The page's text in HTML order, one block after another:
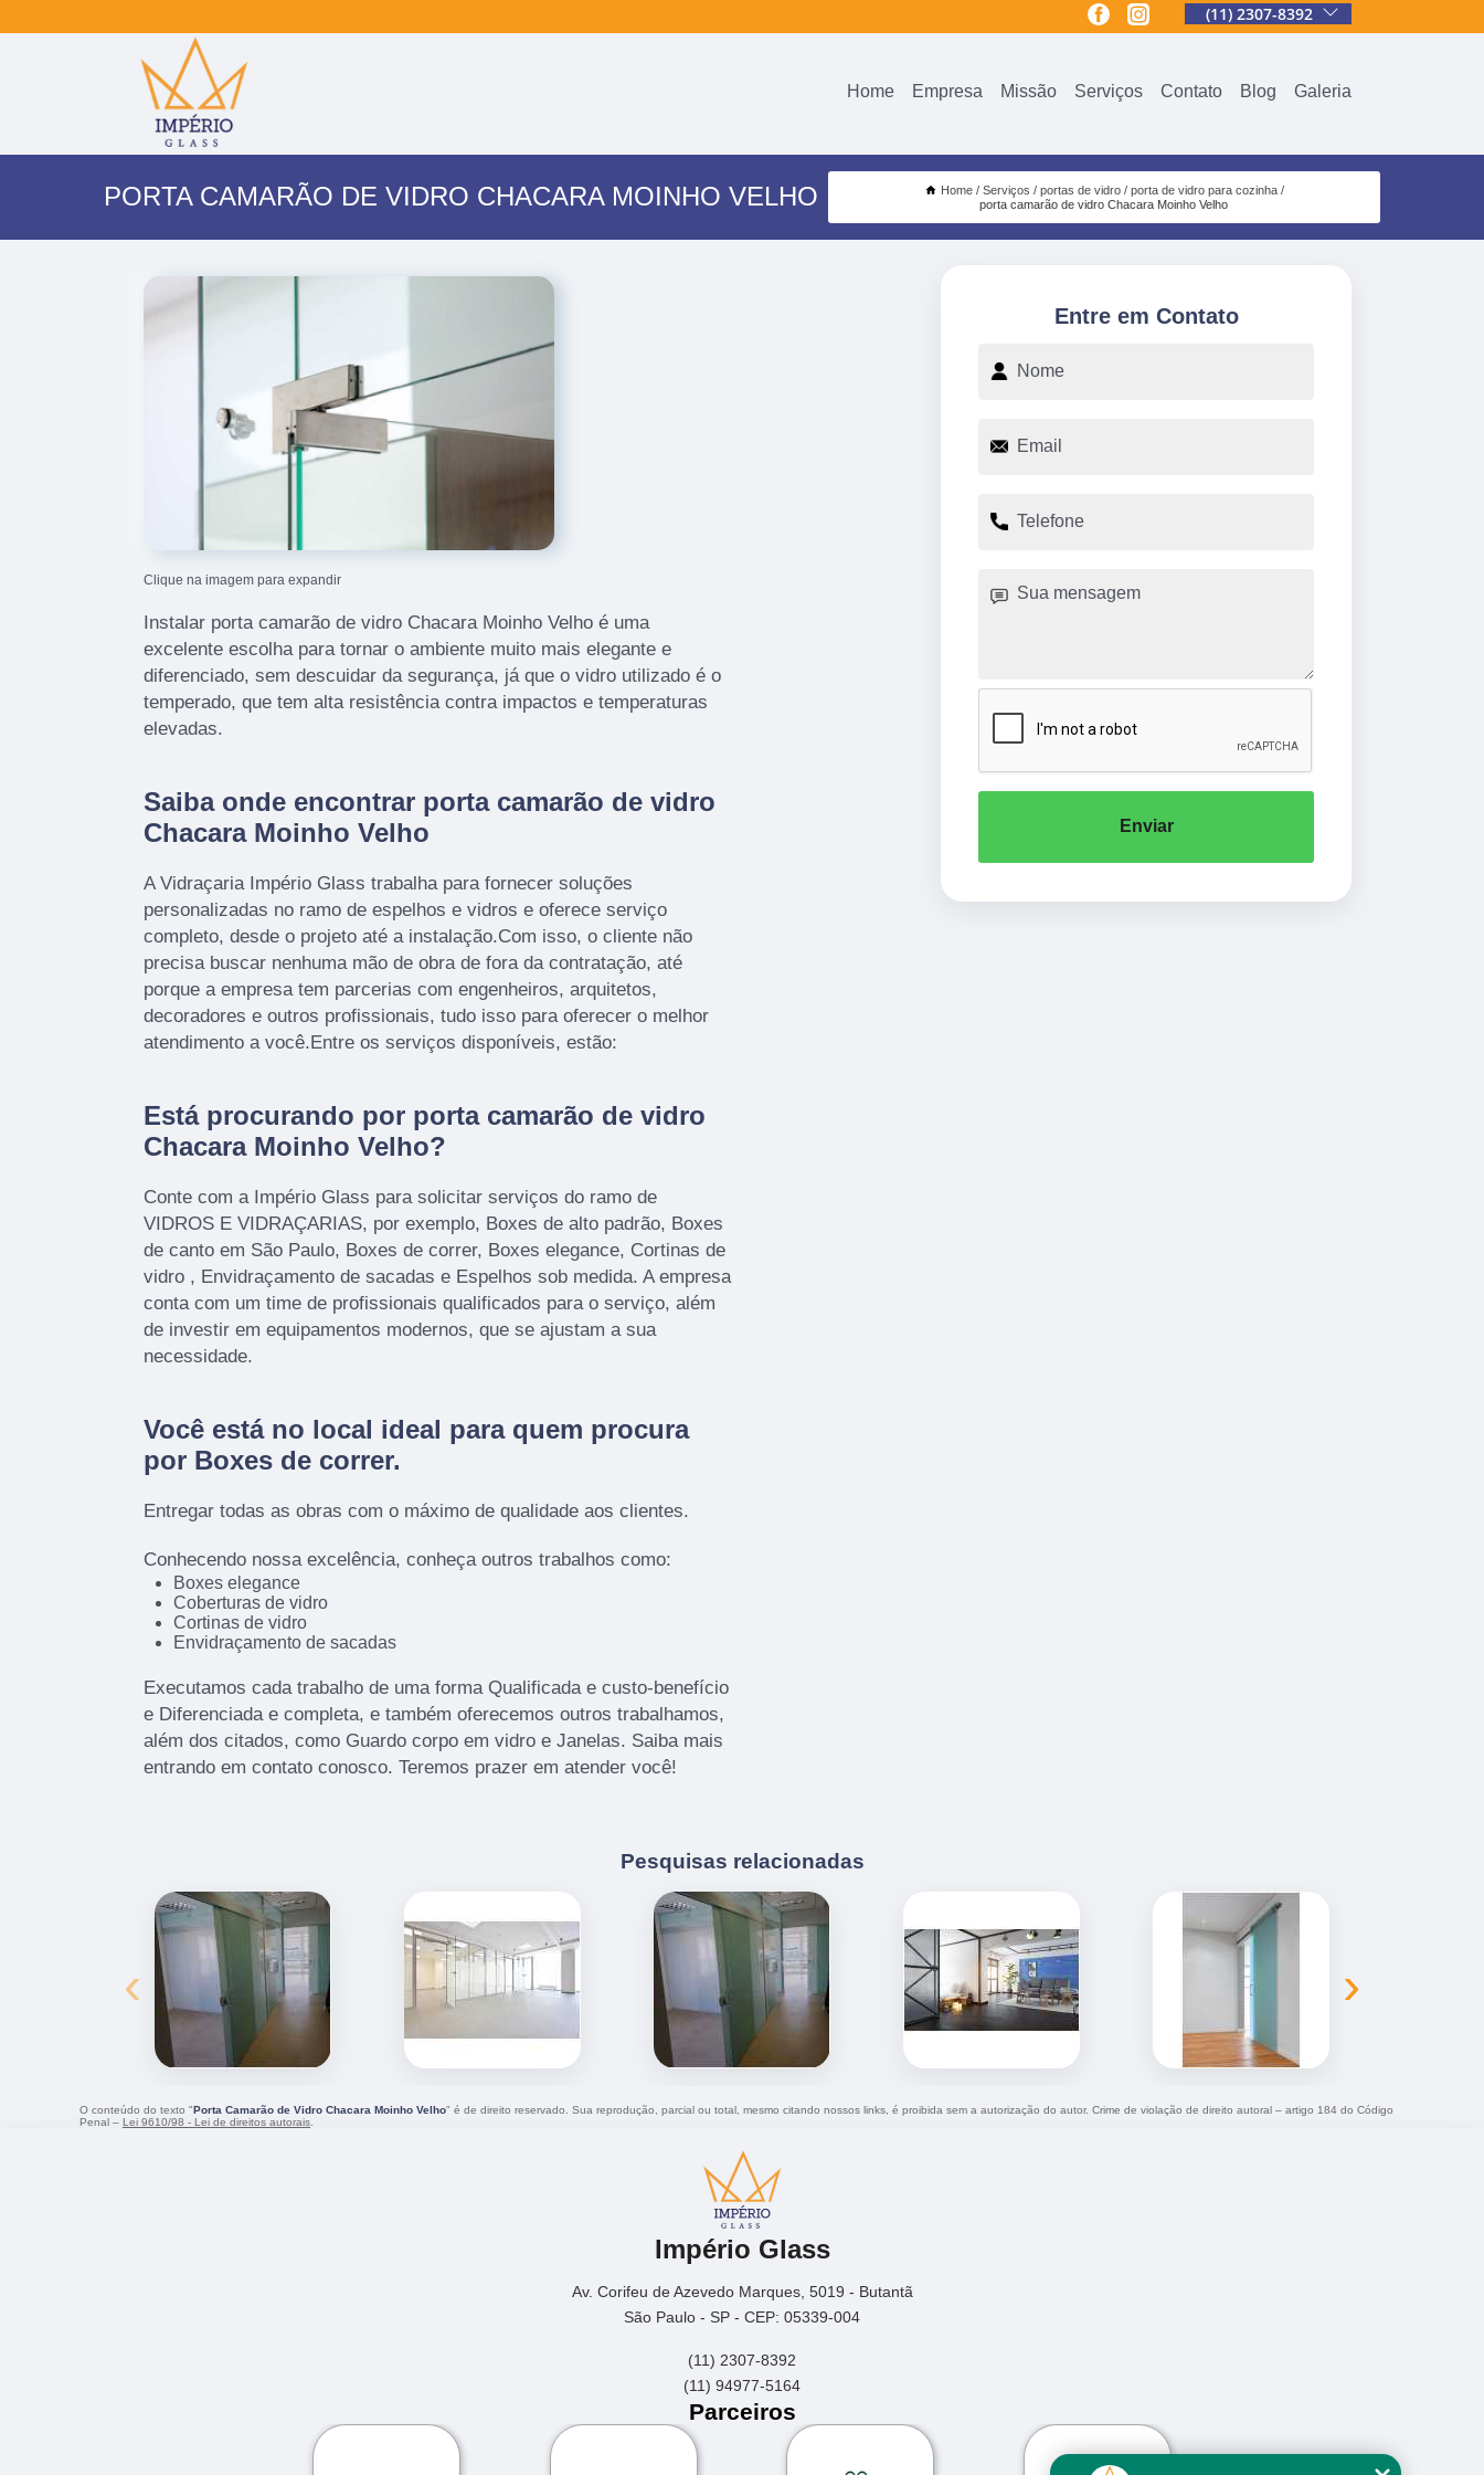
(11) 2307-8392
Home Empresa Missão Serviços Contato Blog Galeria
PORTA CAMARÃO DE VIDRO CHACARA MOINHO VELHO Home Serviços portas de vidro
porta de vidro para cozinha
porta camarão de vidro Chacara Moinho Velho
Clique na imagem para expandir
Instalar porta camarão de vidro Chacara Moinho Velho é uma
excelente escolha para tornar o ambiente muito mais elegante e
diferenciado, sem descuidar da segurança, já que o vidro utilizado é o
temperado, que tem alta resistência contra impactos e temperaturas
elevadas.
Saiba onde encontrar porta camarão de vidro
Chacara Moinho Velho
A Vidraçaria Império Glass trabalha para fornecer soluções
personalizadas no ramo de espelhos e vidros e oferece serviço
completo, desde o projeto até a instalação.Com isso, o cliente não
precisa buscar nenhuma mão de obra de fora da contratação, até
porque a empresa tem parcerias com engenheiros, arquitetos,
decoradores e outros profissionais, tudo isso para oferecer o melhor
atendimento a você.Entre os serviços disponíveis, estão:
Está procurando por porta camarão de vidro
Chacara Moinho Velho?
Conte com a Império Glass para solicitar serviços do ramo de
VIDROS E VIDRAÇARIAS, por exemplo, Boxes de alto padrão, Boxes
de canto em São Paulo, Boxes de correr, Boxes elegance, Cortinas de
vidro , Envidraçamento de sacadas e Espelhos sob medida. A empresa
conta com um time de profissionais qualificados para o serviço, além
de investir em equipamentos modernos, que se ajustam a sua
necessidade.
Você está no local ideal para quem procura
por Boxes de correr.
Entregar todas as obras com o máximo de qualidade aos clientes.
Conhecendo nossa excelência, conheça outros trabalhos como:
Boxes elegance
Coberturas de vidro
Cortinas de vidro
Envidraçamento de sacadas
Executamos cada trabalho de uma forma Qualificada e custo-benefício
e Diferenciada e completa, e também oferecemos outros trabalhamos,
além dos citados, como Guardo corpo em vidro e Janelas. Saiba mais
entrando em contato conosco. Teremos prazer em atender você!
Entre em Contato
Enviar
Pesquisas relacionadas
‹ ›
O conteúdo do texto "Porta Camarão de Vidro Chacara Moinho Velho" é de direito reservado. Sua reprodução, parcial ou total, mesmo citando nossos links, é proibida sem a autorização do autor. Crime de violação de direito autoral – artigo 184 do Código
Penal – Lei 9610/98 - Lei de direitos autorais
Império Glass
Av. Corifeu de Azevedo Marques, 5019 - Butantã
São Paulo - SP - CEP: 05339-004
(11) 2307-8392
(11) 94977-5164
Parceiros